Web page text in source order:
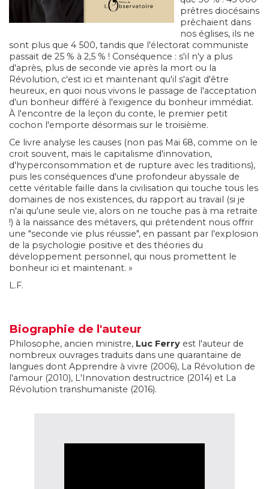
prêtres diocésains
prêchaient dans
nos églises, ils ne
sont plus que 4 500, tandis que l'électorat communiste
passait de 25 % à 2,5 % ! Conséquence : s'il n'y a plus
d'après, plus de seconde vie après la mort ou la
Révolution, c'est ici et maintenant qu'il s'agit d'être
heureux, en quoi nous vivons le passage de l'acceptation
d'un bonheur différé à l'exigence du bonheur immédiat.
À l'encontre de la leçon du conte, le premier petit
cochon l'emporte désormais sur le troisième.
Ce livre analyse les causes (non pas Mai 68, comme on le
croit souvent, mais le capitalisme d'innovation,
d'hyperconsommation et de rupture avec les traditions),
puis les conséquences d'une profondeur abyssale de
cette véritable faille dans la civilisation qui touche tous les
domaines de nos existences, du rapport au travail (si je
n'ai qu'une seule vie, alors on ne touche pas à ma retraite
!) à la naissance des métavers, qui prétendent nous offrir
une "seconde vie plus réussie", en passant par l'explosion
de la psychologie positive et des théories du
développement personnel, qui nous promettent le
bonheur ici et maintenant. »
L.F.
Biographie de l'auteur
Philosophe, ancien ministre, Luc Ferry est l'auteur de
nombreux ouvrages traduits dans une quarantaine de
langues dont Apprendre à vivre (2006), La Révolution de
l'amour (2010), L'Innovation destructrice (2014) et La
Révolution transhumaniste (2016).